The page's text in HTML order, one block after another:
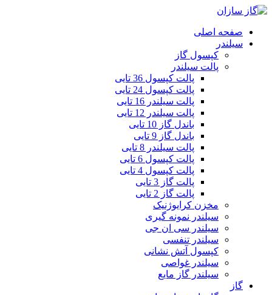
صفحه اصلی
سیلندر
کپسول گاز
پالت سیلندر
پالت کپسول 36 تایی
پالت کپسول 24 تایی
پالت سیلندر 16 تایی
پالت سیلندر 12 تایی
باندل گاز 10 تایی
باندل گاز 9 تایی
پالت سیلندر 8 تایی
پالت کپسول 6 تایی
پالت کپسول 4 تایی
پالت گاز 3 تایی
پالت گاز 2 تایی
مخزن کرایوژنیک
سیلندر نمونه گیری
سیلندر سی ان جی
سیلندر تنفسی
کپسول آتش نشانی
سیلندر غواصی
سیلندر گاز مایع
گاز